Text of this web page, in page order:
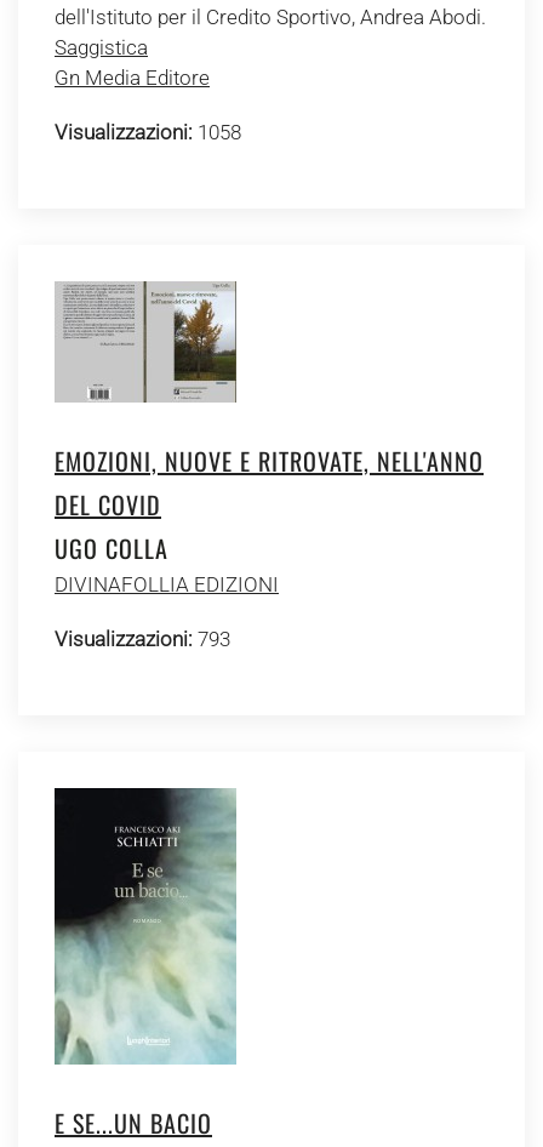
dell'Istituto per il Credito Sportivo, Andrea Abodi.
Saggistica
Gn Media Editore
Visualizzazioni: 1058
EMOZIONI, NUOVE E RITROVATE, NELL'ANNO
DEL COVID
UGO COLLA
DIVINAFOLLIA EDIZIONI
Visualizzazioni: 793
E SE...UN BACIO